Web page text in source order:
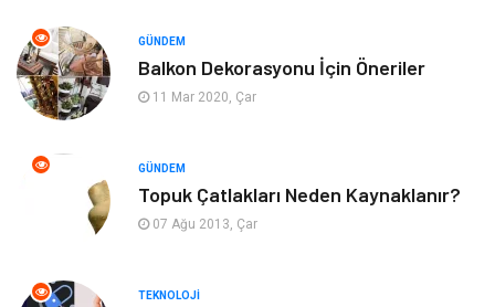
Kadın Hastalıkları Alternatif Tıp
Güzellik
Beslenme
Psikolojik Hastalıklar
Kanser
GÜNDEM
Balkon Dekorasyonu İçin Öneriler
11 Mar 2020, Çar
GÜNDEM
Topuk Çatlakları Neden Kaynaklanır?
07 Ağu 2013, Çar
TEKNOLOJI